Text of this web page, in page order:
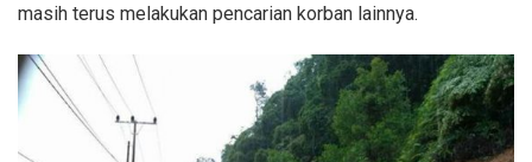
masih terus melakukan pencarian korban lainnya.